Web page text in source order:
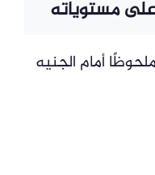
على مستوياته
أمام الجنيه